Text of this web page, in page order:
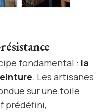
fondamental : la
. Les artisanes
sur une toile
prédéfini,